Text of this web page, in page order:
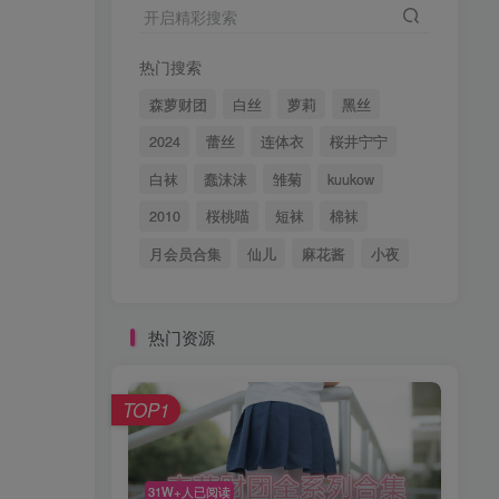
开启精彩搜索
热门搜索
森萝财团 白丝 萝莉
黑丝
2024
蕾丝 连体衣
桜井宁宁
白袜
蠢沫沫 雏菊
kuukow
2010
桜桃喵 短袜
棉袜
月会员合集
仙儿 麻花酱 小夜
热门资源
31W+人已阅读
TOP1